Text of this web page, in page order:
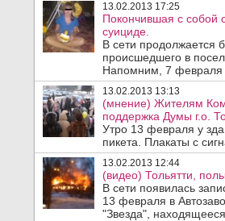
13.02.2013 17:25
Покончившая с собой
суициде.
В сети продолжается
происшедшего в
Напомним, 7 февраля
13.02.2013 13:13
(мнение) Жителям
поддержка Думы г.о.
Утро 13 февраля у
пикета. Плакаты с
13.02.2013 12:44
(видео) Тольятти,
В сети появилась
13 февраля в
"Звезда",